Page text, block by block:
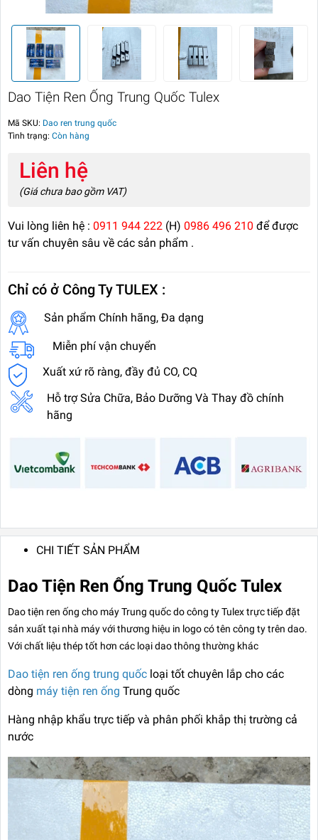
Dao Tiện Ren Ống Trung Quốc Tulex
Mã SKU: Dao ren trung quốc
Tình trạng: Còn hàng
Liên hệ
(Giá chưa bao gồm VAT)
Vui lòng liên hệ : 0911 944 222 (H) 0986 496 210 để được
tư vấn chuyên sâu về các sản phẩm .
Chỉ có ở Công Ty TULEX :
Sản phẩm Chính hãng, Đa dạng
Miễn phí vận chuyển
Xuất xứ rõ ràng, đầy đủ CO, CQ
Hỗ trợ Sửa Chữa, Bảo Dưỡng Và Thay đồ chính
hãng
CHI TIẾT SẢN PHẨM
Dao Tiện Ren Ống Trung Quốc Tulex
Dao tiện ren ống cho máy Trung quốc do công ty Tulex trực tiếp đặt
sản xuất tại nhà máy với thương hiệu in logo có tên công ty trên dao.
Với chất liệu thép tốt hơn các loại dao thông thường khác
Dao tiện ren ống trung quốc loại tốt chuyên lắp cho các
dòng máy tiện ren ống Trung quốc
Hàng nhập khẩu trực tiếp và phân phối khắp thị trường cả
nước